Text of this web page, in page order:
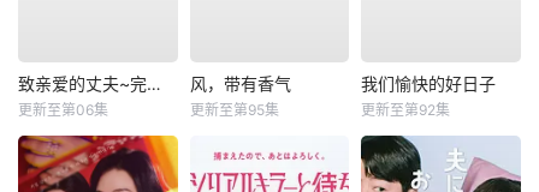
致亲爱的丈夫~完美妻子的谎言~
更新至第06集
风，带有香气
更新至第95集
我们愉快的好日子
更新至第92集